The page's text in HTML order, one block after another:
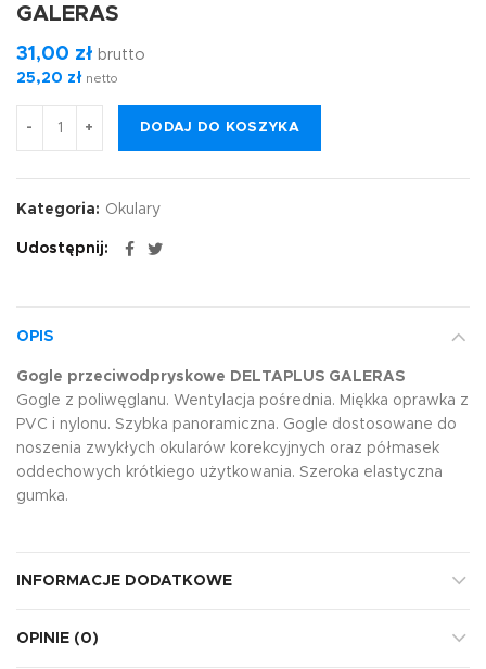
GALERAS
31,00 zł brutto
25,20 zł netto
DODAJ DO KOSZYKA
Kategoria: Okulary
Udostępnij
OPIS
Gogle przeciwodpryskowe DELTAPLUS GALERAS
Gogle z poliwęglanu. Wentylacja pośrednia. Miękka oprawka z
PVC i nylonu. Szybka panoramiczna. Gogle dostosowane do
noszenia zwykłych okularów korekcyjnych oraz półmasek
oddechowych krótkiego użytkowania. Szeroka elastyczna
gumka.
INFORMACJE DODATKOWE
OPINIE (0)